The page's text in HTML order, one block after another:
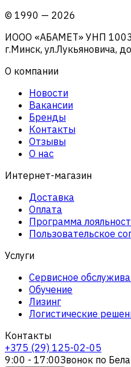
© 1990 — 2026
ИООО «АБАМЕТ» УНП
г.Минск, ул.Лукьяновича,
О компании
Новости
Вакансии
Бренды
Контакты
Отзывы
О нас
Интернет-магазин
Доставка
Оплата
Программа
Пользовательское
Услуги
Сервисное
Обучение
Лизинг
Логистические
Контакты
+375 (29) 125-02-05
9:00 - 17:00Звонок по